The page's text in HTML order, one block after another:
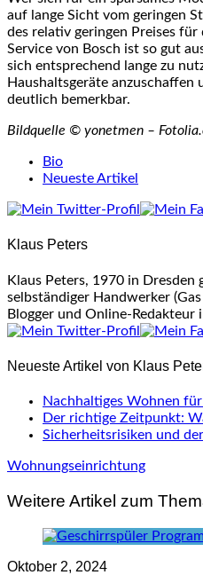
auf lange Sicht vom geringen
des relativ geringen Preises
Service von Bosch ist so gut
sich entsprechend lange zu
Haushaltsgeräte anzuschaffen
deutlich bemerkbar.
Bildquelle © yonetmen –
following
tabs
content
Bio
Neueste Artikel
Klaus Peters
Klaus Peters, 1970 in
selbständiger Handwerker
Blogger und Online-Redakteur
Neueste Artikel von Klaus
Nachhaltiges Wohnen
Der richtige Zeitpunkt:
Sicherheitsrisiken und
Wohnungseinrichtung
Weitere Artikel zum
Oktober 2, 2024